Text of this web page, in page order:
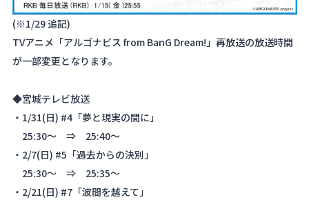
(※1/29 追記)
TVアニメ「アルゴナビス from BanG Dream!」再放送の放送時間
が一部変更となります。
◆宮城テレビ放送
・1/31(日) #4「夢と現実の間に」
25:30～ ⇒ 25:40～
・2/7(日) #5「過去からの決別」
25:30～ ⇒ 25:35～
・2/21(日) #7「波間を越えて」